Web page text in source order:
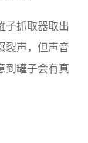
子抓取器取出
裂声，但声音
到罐子会有真